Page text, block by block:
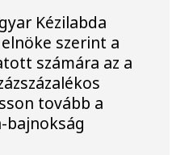
Kézilabda
szerint a
számára az a
tovább a
bajnokság